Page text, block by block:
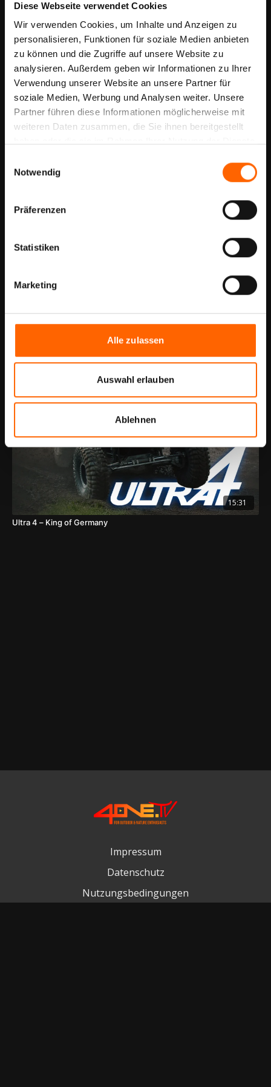
Diese Webseite verwendet Cookies
Wir verwenden Cookies, um Inhalte und Anzeigen zu
personalisieren, Funktionen für soziale Medien anbieten
zu können und die Zugriffe auf unsere Website zu
analysieren. Außerdem geben wir Informationen zu Ihrer
Verwendung unserer Website an unsere Partner für
soziale Medien, Werbung und Analysen weiter. Unsere
Partner führen diese Informationen möglicherweise mit
weiteren Daten zusammen, die Sie ihnen bereitgestellt
Notwendig
Präferenzen
Statistiken
Marketing
Alle zulassen
Auswahl erlauben
Ablehnen
Allradfreigang 2025 – Freiheit auf vier Rädern
Mit dem Oldtimer durch Namibia – Wolfgang Meidlinger auf
Jeep-Prototyp am Limit: Offroad-Action in der HellsKlamm
15:31
Ultra 4 – King of Germany
Impressum
Datenschutz
Nutzungsbedingungen